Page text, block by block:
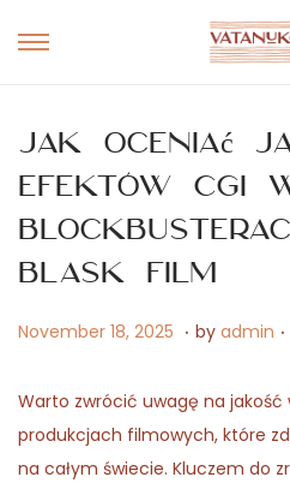
S
p
t
o
v
g
a
t
S
p
t
o
n
e
n
t
Jak oceniać
efektów CGI
Blask Film
P
s
t
e
November 18, 2025 M
y
3
1
. by admin .
Warto zwrócić uwagę na jakość
produkcjach filmowych, które
na całym świecie. Kluczem do